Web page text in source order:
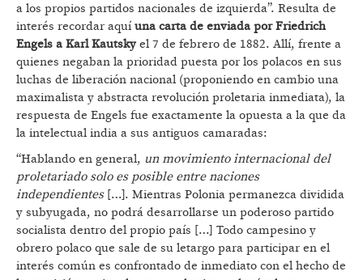
a los propios partidos nacionales de izquierda”. Resulta de
interés recordar aquí una carta de enviada por Friedrich
Engels a Karl Kautsky el 7 de febrero de 1882. Allí, frente a
quienes negaban la prioridad puesta por los polacos en sus
luchas de liberación nacional (proponiendo en cambio una
maximalista y abstracta revolución proletaria inmediata), la
respuesta de Engels fue exactamente la opuesta a la que da
la intelectual india a sus antiguos camaradas:
“Hablando en general, un movimiento internacional del
proletariado solo es posible entre naciones
independientes[…]. Mientras Polonia permanezca dividida
y subyugada, no podrá desarrollarse un poderoso partido
socialista dentro del propio país […] Todo campesino y
obrero polaco que sale de su letargo para participar en el
interés común es confrontado de inmediato con el hecho de